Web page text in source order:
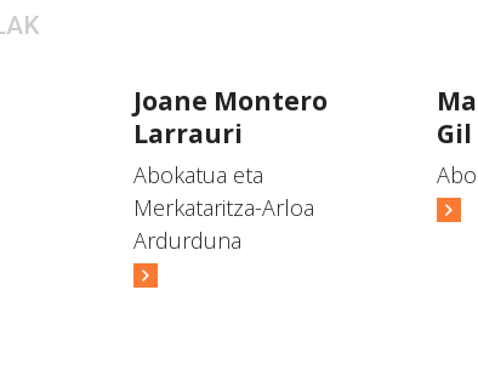
Joane Montero
Larrauri
Abokatua eta
Merkataritza-Arloa
Ardurduna
Gil